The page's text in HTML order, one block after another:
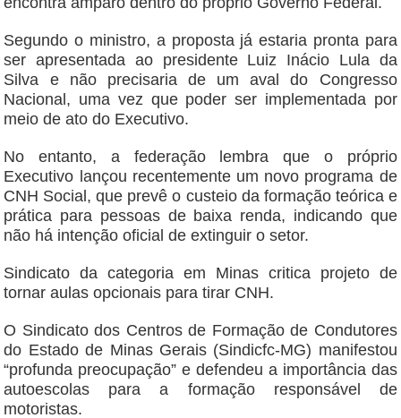
Segundo o ministro, a proposta já estaria pronta para
ser apresentada ao presidente Luiz Inácio Lula da
Silva e não precisaria de um aval do Congresso
Nacional, uma vez que poder ser implementada por
meio de ato do Executivo.
No entanto, a federação lembra que o próprio
Executivo lançou recentemente um novo programa de
CNH Social, que prevê o custeio da formação teórica e
prática para pessoas de baixa renda, indicando que
não há intenção oficial de extinguir o setor.
Sindicato da categoria em Minas critica projeto de
tornar aulas opcionais para tirar CNH.
O Sindicato dos Centros de Formação de Condutores
do Estado de Minas Gerais (Sindicfc-MG) manifestou
“profunda preocupação” e defendeu a importância das
autoescolas para a formação responsável de
motoristas.